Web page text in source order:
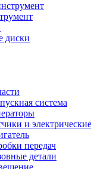
диски
система
и
передач
детали